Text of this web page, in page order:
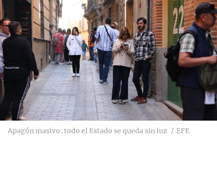
Apagón masivo: todo el Estado se queda sin luz EFE